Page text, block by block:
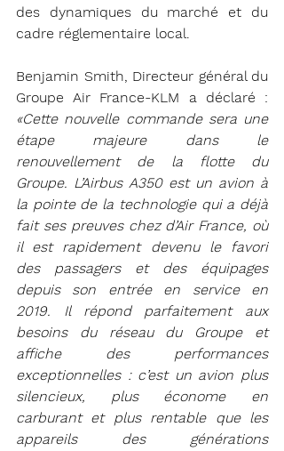
des dynamiques du marché et du
cadre réglementaire local.
Benjamin Smith, Directeur général du
«Cette nouvelle commande sera une
étape majeure dans le
renouvellement de la flotte du
Groupe. L’Airbus A350 est un avion à
la pointe de la technologie qui a déjà
fait ses preuves chez d’Air France, où
il est rapidement devenu le favori
des passagers et des équipages
depuis son entrée en service en
2019. Il répond parfaitement aux
besoins du réseau du Groupe et
affiche des performances
exceptionnelles : c’est un avion plus
silencieux, plus économe en
carburant et plus rentable que les
appareils des générations